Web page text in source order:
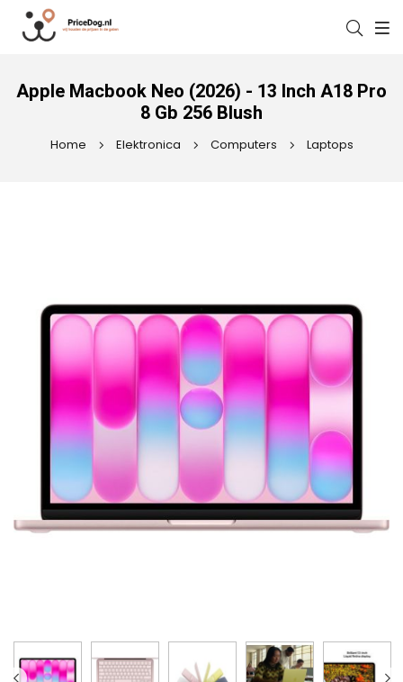
Apple Macbook Neo (2026) - 13 Inch A18 Pro
8 Gb 256 Blush
Home Elektronica Computers Laptops